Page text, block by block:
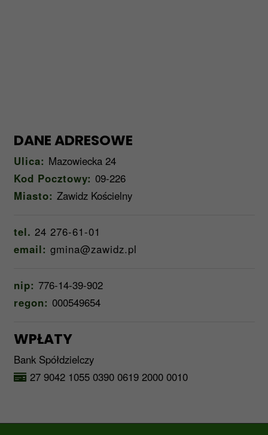
DANE ADRESOWE
Ulica: Mazowiecka 24
Kod Pocztowy: 09-226
Miasto: Zawidz Kościelny
tel. 24 276-61-01
email: gmina@zawidz.pl
nip: 776-14-39-902
regon: 000549654
WPŁATY
Bank Spółdzielczy
27 9042 1055 0390 0619 2000 0010